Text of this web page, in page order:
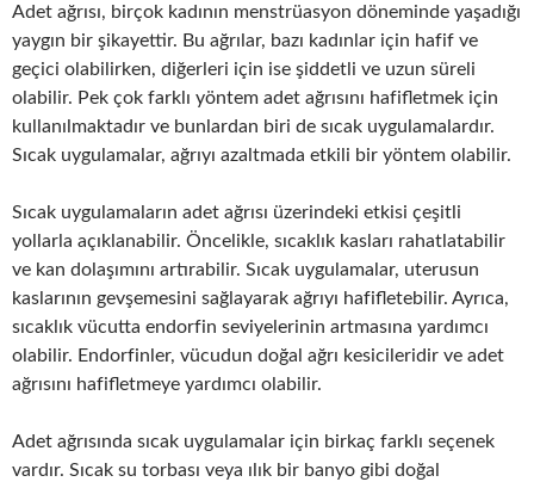
Adet ağrısı, birçok kadının menstrüasyon döneminde yaşadığı
yaygın bir şikayettir. Bu ağrılar, bazı kadınlar için hafif ve
geçici olabilirken, diğerleri için ise şiddetli ve uzun süreli
olabilir. Pek çok farklı yöntem adet ağrısını hafifletmek için
kullanılmaktadır ve bunlardan biri de sıcak uygulamalardır.
Sıcak uygulamalar, ağrıyı azaltmada etkili bir yöntem olabilir.
Sıcak uygulamaların adet ağrısı üzerindeki etkisi çeşitli
yollarla açıklanabilir. Öncelikle, sıcaklık kasları rahatlatabilir
ve kan dolaşımını artırabilir. Sıcak uygulamalar, uterusun
kaslarının gevşemesini sağlayarak ağrıyı hafifletebilir. Ayrıca,
sıcaklık vücutta endorfin seviyelerinin artmasına yardımcı
olabilir. Endorfinler, vücudun doğal ağrı kesicileridir ve adet
ağrısını hafifletmeye yardımcı olabilir.
Adet ağrısında sıcak uygulamalar için birkaç farklı seçenek
vardır. Sıcak su torbası veya ılık bir banyo gibi doğal